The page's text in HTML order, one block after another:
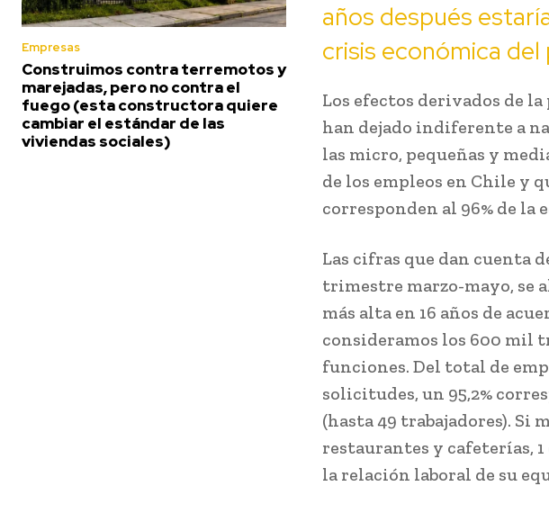
Empresas
Construimos contra terremotos y
marejadas, pero no contra el
fuego (esta constructora quiere
cambiar el estándar de las
viviendas sociales)
años después
crisis económica del
Los efectos derivados de
han dejado indiferente a
las micro, pequeñas y
de los empleos en Chile y
corresponden al 96% de la
Las cifras que dan cuenta
trimestre marzo-mayo, se
más alta en 16 años de
consideramos los 600 mil
funciones. Del total de
solicitudes, un 95,2%
(hasta 49 trabajadores). Si
restaurantes y cafeterías, 1
la relación laboral de su